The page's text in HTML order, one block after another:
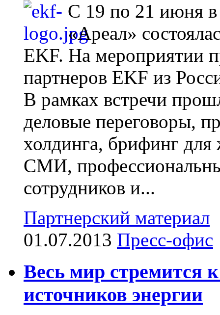
С 19 по 21 июня в
«Ареал»
EKF. На мероприятии
партнеров EKF из
В рамках встречи
деловые переговоры,
холдинга, брифинг
СМИ,
сотрудников и...
Партнерский материал
01.07.2013 Пресс-офис
Весь мир стремится
источников энергии